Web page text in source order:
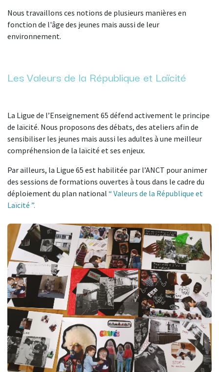
Nous travaillons ces notions de plusieurs manières en
fonction de l'âge des jeunes mais aussi de leur
environnement.
Les Valeurs de la République et Laïcité
La Ligue de l’Enseignement 65 défend activement le principe
de laïcité. Nous proposons des débats, des ateliers afin de
sensibiliser les jeunes mais aussi les adultes à une meilleur
compréhension de la laïcité et ses enjeux.
Par ailleurs, la Ligue 65 est habilitée par l’ANCT pour animer
des sessions de formations ouvertes à tous dans le cadre du
déploiement du plan national “ Valeurs de la République et
Laïcité ”.